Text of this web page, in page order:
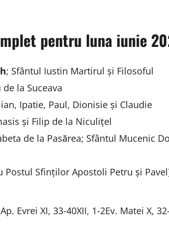
pentru luna iunie
; Sfântul Iustin Martirul și Filosoful
la Suceava
Ipatie, Paul, Dionisie și Claudie
și Filip de la Niculițel
de la Pasărea; Sfântul Mucenic
Postul Sfinților Apostoli Petru și
Evrei XI, 33-40XII, 1-2Ev. Matei X,